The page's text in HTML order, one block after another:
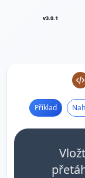
v3.0.1
Příklad